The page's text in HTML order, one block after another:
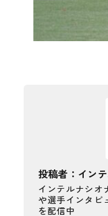
投稿者：イン
インテルナシオ
や選手インタビ
を配信中